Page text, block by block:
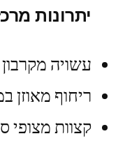
יתרונות
עשויה
ריחוף מאוזן
קצוות מצופי